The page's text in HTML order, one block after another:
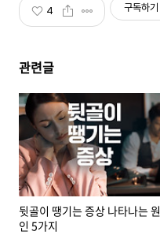
4 구독하기
관련글
뒷골이 땡기는 증상 나타나는 원
인 5가지